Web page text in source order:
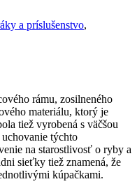
a príslušenstvo,
rámu, zosilneného
materiálu, ktorý je
tiež vyrobená s väčšou
týchto
na starostlivosť o ryby a
sieťky tiež znamená, že
kúpačkami.